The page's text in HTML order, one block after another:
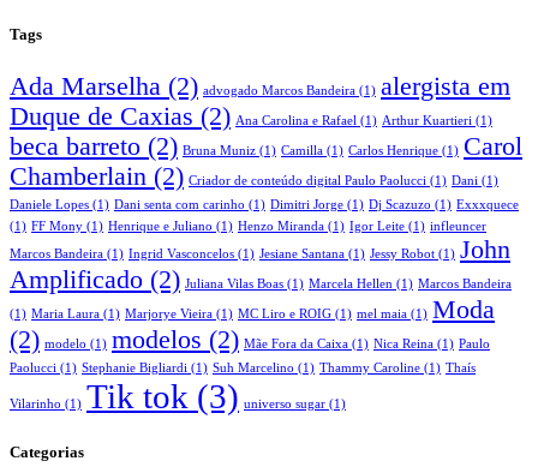
Tags
Ada Marselha (2) advogado Marcos Bandeira (1) alergista em
Duque de Caxias (2) Ana Carolina e Rafael (1) Arthur Kuartieri (1)
beca barreto (2) Bruna Muniz (1) Camilla (1) Carlos Henrique (1) Carol
Chamberlain (2) Criador de conteúdo digital Paulo Paolucci (1) Dani (1)
Daniele Lopes (1) Dani senta com carinho (1) Dimitri Jorge (1) Dj Scazuzo (1) Exxxquece
(1) FF Mony (1) Henrique e Juliano (1) Henzo Miranda (1) Igor Leite (1) infleuncer
Marcos Bandeira (1) Ingrid Vasconcelos (1) Jesiane Santana (1) Jessy Robot (1) John
Amplificado (2) Juliana Vilas Boas (1) Marcela Hellen (1) Marcos Bandeira
(1) Maria Laura (1) Marjorye Vieira (1) MC Liro e ROIG (1) mel maia (1) Moda
(2) modelo (1) modelos (2) Mãe Fora da Caixa (1) Nica Reina (1) Paulo
Paolucci (1) Stephanie Bigliardi (1) Suh Marcelino (1) Thammy Caroline (1) Thaís
Vilarinho (1) Tik tok (3) universo sugar (1)
Categorias